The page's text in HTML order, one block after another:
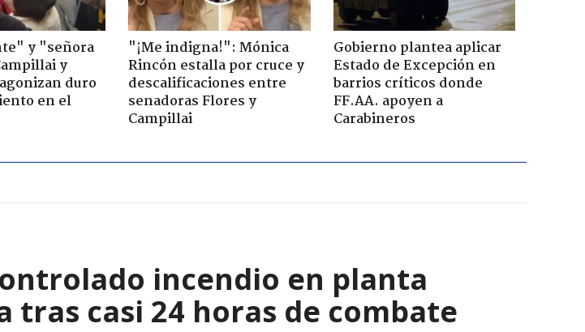
y "señora
y
duro
en el
"¡Me indigna!": Mónica
Rincón estalla por cruce y
descalificaciones entre
senadoras Flores y
Campillai
Gobierno plantea aplicar
Estado de Excepción en
barrios críticos donde
FF.AA. apoyen a
Carabineros
incendio en planta
tras casi 24 horas de combate